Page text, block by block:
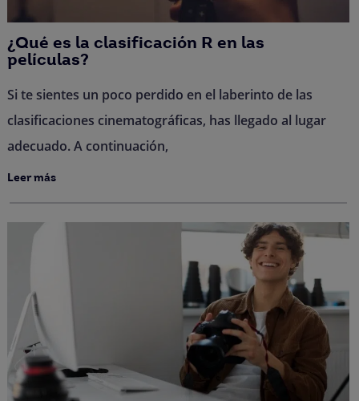
¿Qué es la clasificación R en las
películas?
Si te sientes un poco perdido en el laberinto de las
clasificaciones cinematográficas, has llegado al lugar
adecuado. A continuación,
Leer más